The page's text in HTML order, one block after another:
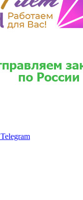
Telegram